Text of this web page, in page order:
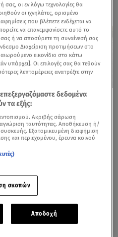
η Ford για το
οι εν λόγω τεχνολογίες θα
οι ιχνηλάτες, ορισμένο
που βλέπετε ενδέχεται να
να επανεμφανίσετε αυτό το
σας ή να αποσύρετε τη συναίνεσή σας
Διαχείριση προτιμήσεων στο
εικονίδιο στο κάτω
υπάρχει]. Οι επιλογές σας θα τεθούν
λεπτομέρειες ανατρέξτε στην
επεξεργαζόμαστε δεδομένα
τα εξής:
Ακριβής σάρωση
ταυτότητας. Αποθήκευση ή/
Εξατομικευμένη διαφήμιση
και περιεχομένου, έρευνα κοινού
σκοπών
Αποδοχή